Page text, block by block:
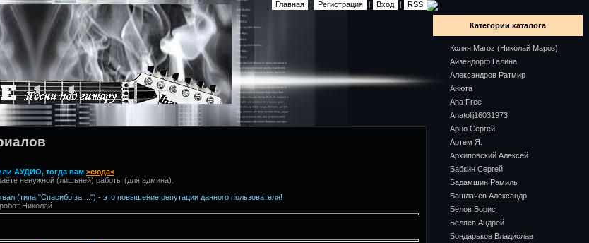
Главная | Регистрация | Вход | RSS
АУДИО, тогда вам >сюда<
ненужной (лишьней) работы (для админа).
(типа "Спасибо за ...") - это повышение репутации данного пользователя!
Николай
Категории каталога
Колян Maroz (Николай Мароз)
Айзендорф Галина
Александров Ратмир
Анюта
Ana Free
Anatolij16031973
Арно Сергей
Артем Я.
Архиповский Алексей
Бабкин Сергей
Бадамшин Рамиль
Башлачев Александр
Белов Борис
Беляев Андрей
Бондарьков Владислав